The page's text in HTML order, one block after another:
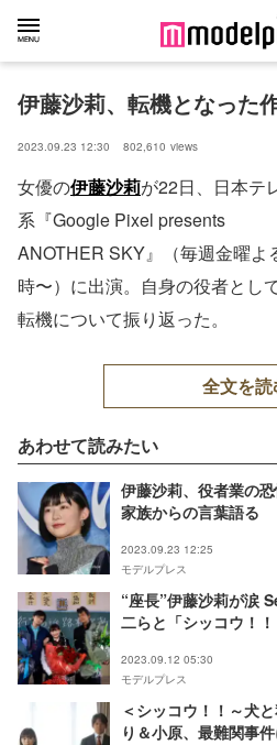
伊藤沙莉、転機となった
2023.09.23 12:30 802,610 views
女優の伊藤沙莉が22日、日本テ
系『Google Pixel presents
ANOTHER SKY』（毎週金曜よ
時〜）に出演。自身の役者とし
転機について振り返った。
全文を読
あわせて読みたい
伊藤沙莉、役者業の
家族からの言葉語る
2023.09.23 12:25
モデルプレス
“座長”伊藤沙莉が涙
二らと「シッコウ！
2023.09.12 05:30
モデルプレス
＜シッコウ！！～犬
り＆小原、最難関事